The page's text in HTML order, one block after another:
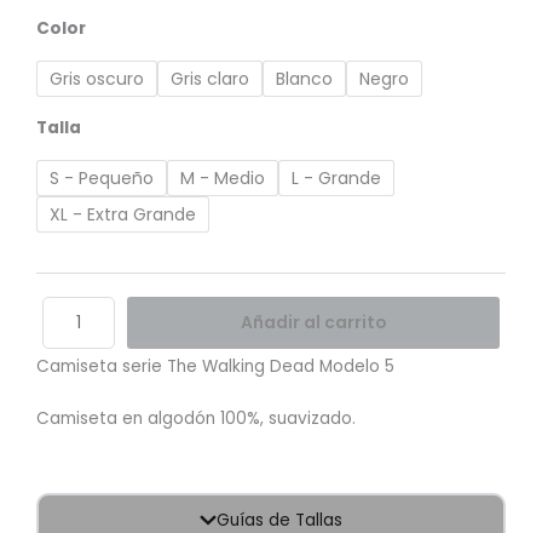
Color
Gris oscuro Gris claro Blanco Negro
Talla
S - Pequeño M - Medio
L - Grande
XL - Extra Grande
Camiseta
Walking
Dead
5
Añadir al carrito
Camiseta serie The Walking Dead Modelo 5
Camiseta en algodón 100%, suavizado.
Guías de Tallas